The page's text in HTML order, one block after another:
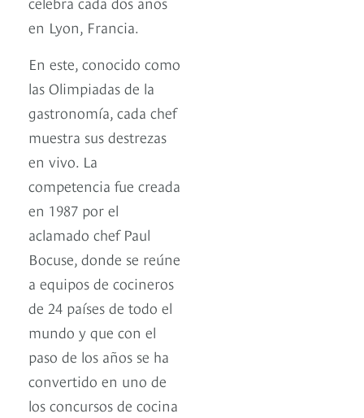
en Lyon, Francia.
En este, conocido como
las Olimpiadas de la
gastronomía, cada chef
muestra sus destrezas
en vivo. La
competencia fue creada
en 1987 por el
aclamado chef Paul
Bocuse, donde se reúne
a equipos de cocineros
de 24 países de todo el
mundo y que con el
paso de los años se ha
convertido en uno de
los concursos de cocina